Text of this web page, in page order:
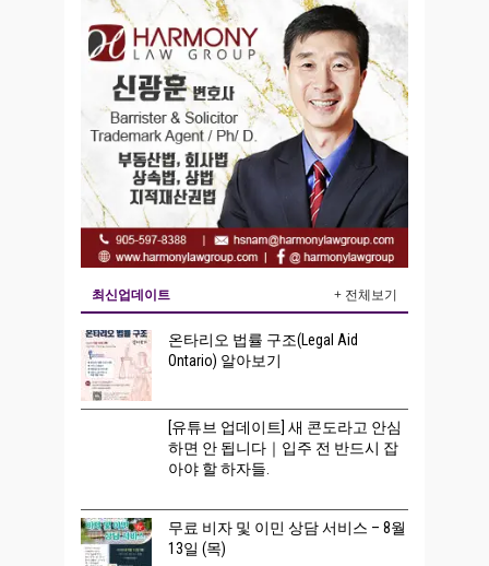
최신업데이트 + 전체보기
온타리오 법률 구조(Legal Aid
Ontario) 알아보기
[유튜브 업데이트] 새 콘도라고 안심
하면 안 됩니다｜입주 전 반드시 잡
아야 할 하자들.
무료 비자 및 이민 상담 서비스 – 8월
13일 (목)